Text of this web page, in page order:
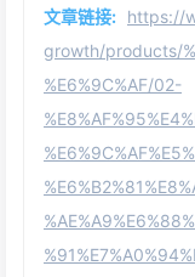
文章链接: https://
growth/products/
%E6%9C%AF/02-